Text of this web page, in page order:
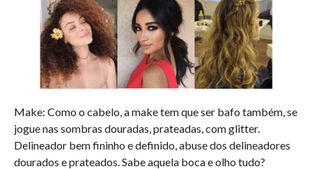
Make: Como o cabelo, a make tem que ser bafo também, se
jogue nas sombras douradas, prateadas, com glitter.
Delineador bem fininho e definido, abuse dos delineadores
dourados e prateados. Sabe aquela boca e olho tudo?